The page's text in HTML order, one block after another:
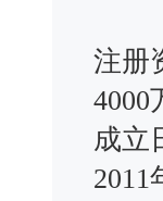
注册
4000
成立
2011